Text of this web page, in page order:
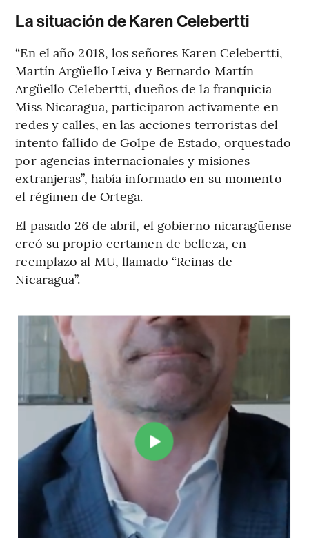
La situación de Karen Celebertti
“En el año 2018, los señores Karen Celebertti,
Martín Argüello Leiva y Bernardo Martín
Argüello Celebertti, dueños de la franquicia
Miss Nicaragua, participaron activamente en
redes y calles, en las acciones terroristas del
intento fallido de Golpe de Estado, orquestado
por agencias internacionales y misiones
extranjeras”, había informado en su momento
el régimen de Ortega.
El pasado 26 de abril, el gobierno nicaragüense
creó su propio certamen de belleza, en
reemplazo al MU, llamado “Reinas de
Nicaragua”.